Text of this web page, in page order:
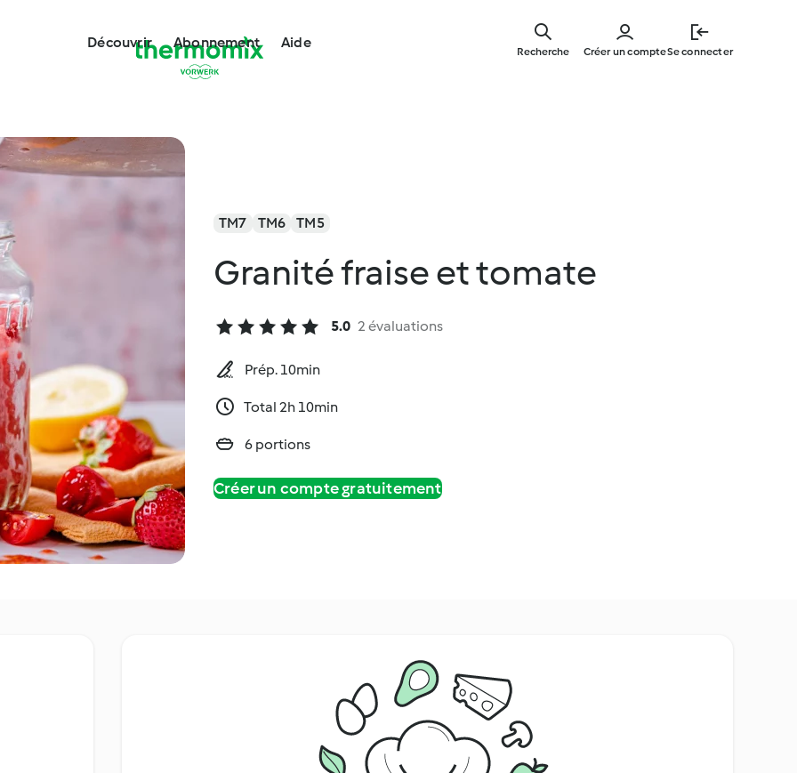
main
Découvrir Abonnement Aide
Créer un compteSe connecter
Recherche
TM7 TM6 TM5
Granité fraise et tomate
5.0 2 évaluations
Prép. 10min
Total 2h 10min
6 portions
Créer un compte gratuitement